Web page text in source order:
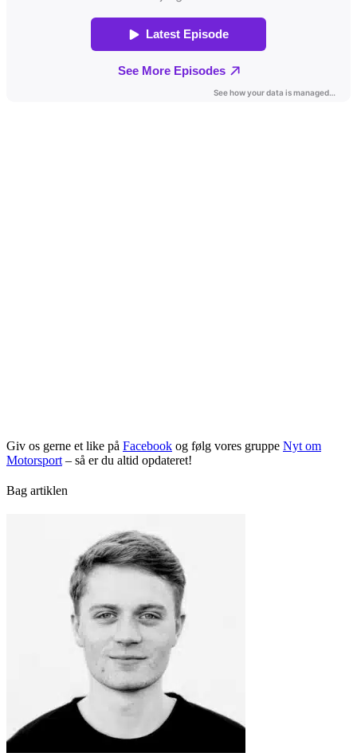
Giv os gerne et like på Facebook og følg vores gruppe Nyt om
Motorsport – så er du altid opdateret!
Bag artiklen